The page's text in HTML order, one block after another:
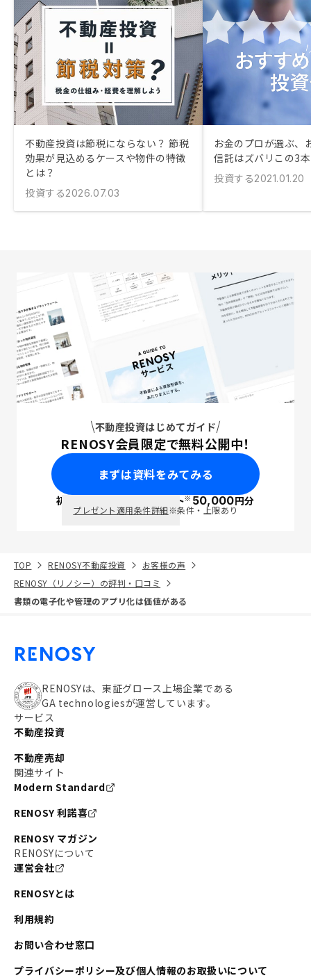
不動産投資は節税にならない？ 節税
効果が見込めるケースや物件の特徴
とは？
投資する2026.07.03
お金のプロが選ぶ、
信託はズバリこの3
投資する2021.01.20
不動産投資はじめてガイド
RENOSY会員限定で無料公開中！
まずは資料をみてみる
初回面談で ポイント※50,000円分
プレゼント適用条件詳細※条件・上限あり
TOP RENOSY不動産投資
お客様の声
RENOSY（リノシー）の評判・口コミ
書類の電子化や管理のアプリ化は価値がある
RENOSYは、東証グロース上場企業である
GA technologiesが運営しています。
サービス
不動産投資
不動産売却
関連サイト
Modern Standard
RENOSY 利諾喜
RENOSY マガジン
RENOSYについて
運営会社
RENOSYとは
利用規約
お問い合わせ窓口
プライバシーポリシー及び個人情報のお取扱いについて